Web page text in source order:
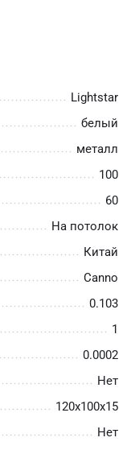
Lightstar
белый
металл
100
60
На потолок
Китай
Canno
0.103
1
0.0002
Нет
120х100х15
Нет